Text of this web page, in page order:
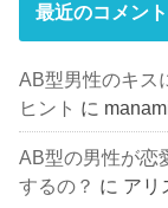
最近のコメント
AB型男性のキス
ヒント に
AB型の男性が恋
するの？ に アリ